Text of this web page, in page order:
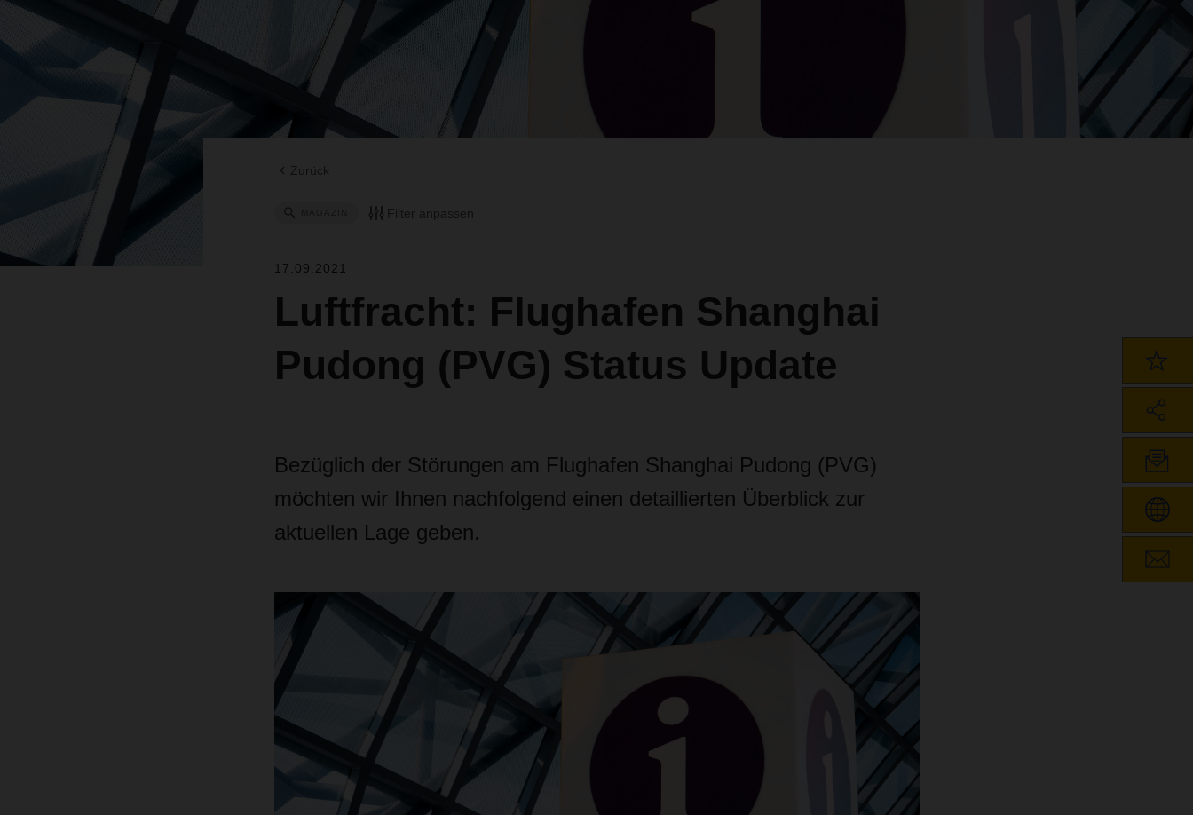
Zurück
Filter anpassen
17.09.2021
Luftfracht: Flughafen Shanghai
Pudong (PVG) Status Update
Bezüglich der Störungen am Flughafen Shanghai Pudong (PVG)
möchten wir Ihnen nachfolgend einen detaillierten Überblick zur
aktuellen Lage geben.